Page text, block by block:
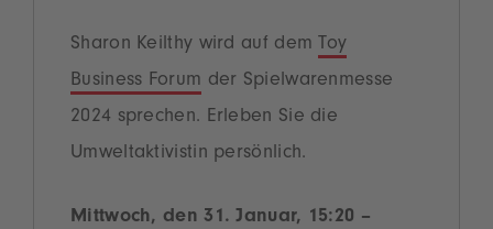
Sharon Keilthy wird auf dem Toy
Business Forum der Spielwarenmesse
2024 sprechen. Erleben Sie die
Umweltaktivistin persönlich.
Mittwoch, den 31. Januar, 15:20 –